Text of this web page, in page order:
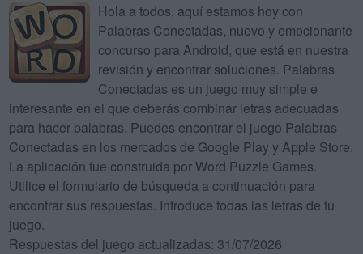
Hola a todos, aquí estamos hoy con
Palabras Conectadas, nuevo y emocionante
concurso para Android, que está en nuestra
revisión y encontrar soluciones. Palabras
Conectadas es un juego muy simple e
interesante en el que deberás combinar letras adecuadas
para hacer palabras. Puedes encontrar el juego Palabras
Conectadas en los mercados de Google Play y Apple Store.
La aplicación fue construida por Word Puzzle Games.
Utilice el formulario de búsqueda a continuación para
encontrar sus respuestas. Introduce todas las letras de tu
juego.
Respuestas del juego actualizadas: 31/07/2026